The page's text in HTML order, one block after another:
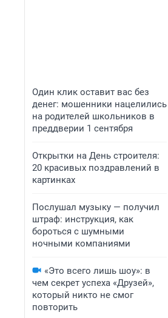
Один клик оставит вас без
денег: мошенники нацелились
на родителей школьников в
преддверии 1 сентября
Открытки на День строителя:
20 красивых поздравлений в
картинках
Послушал музыку — получил
штраф: инструкция, как
бороться с шумными
ночными компаниями
«Это всего лишь шоу»: в
чем секрет успеха «Друзей»,
который никто не смог
повторить